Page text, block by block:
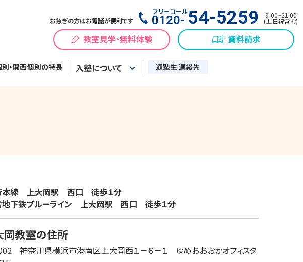
お急ぎの方はお電話が便利です
フリーコール
0120- 54-5259 9:00~21:00
(土日祝含む)
教室見学・無料体験 資料請求
・関西個別の特長 入塾について 通塾生 連絡先
線　上大岡駅　西口　徒歩１分
下鉄ブルーライン　上大岡駅　西口　徒歩１分
岡教室の住所
神奈川県横浜市港南区上大岡西１－６－１
ゆめおおおかオフィスタ